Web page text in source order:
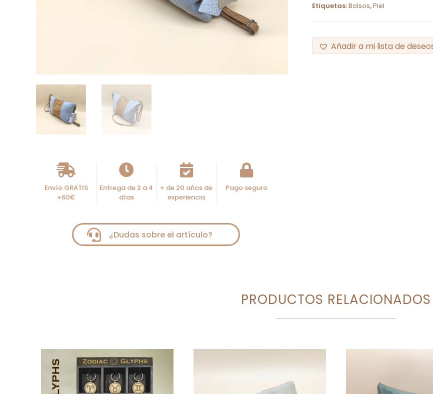
Etiquetas:Bolsos,Piel
Añadir a mi lista de
Envío GRATIS
+60€
Entrega de 2 a 4
días
+ de 20 años de
experiencia
Pago seguro
PRODUCTOS RELACIONADOS